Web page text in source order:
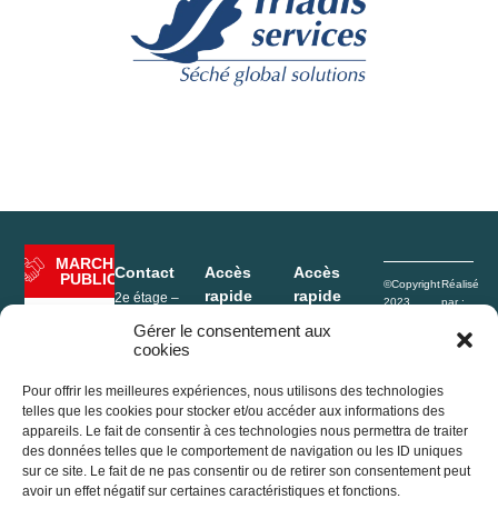
Gérer le consentement aux
cookies
Pour offrir les meilleures expériences, nous utilisons des technologies
telles que les cookies pour stocker et/ou accéder aux informations des
appareils. Le fait de consentir à ces technologies nous permettra de traiter
des données telles que le comportement de navigation ou les ID uniques
sur ce site. Le fait de ne pas consentir ou de retirer son consentement peut
avoir un effet négatif sur certaines caractéristiques et fonctions.
MARCHÉ
PUBLIC
2e étage –
Hôtel de Ville
Contact
2e étage –
1, Place de
l’Hôtel de ville
Jujurieux
France
13 32
accueil@ain-
Accès
rapide
Enfance
Déchèterie
Conseil
communautaire
Accès
rapide
Mentions
confidentialité
Plan du site
Agenda
Actualités
©Copyright
2023
Réalisé
par :